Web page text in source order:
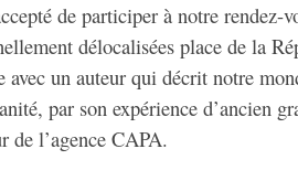
de participer à notre rendez-
délocalisées place de la
avec un auteur qui décrit notre
par son expérience d’ancien
de l’agence CAPA.